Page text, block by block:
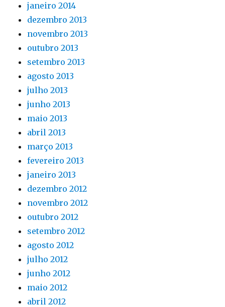
janeiro 2014
dezembro 2013
novembro 2013
outubro 2013
setembro 2013
agosto 2013
julho 2013
junho 2013
maio 2013
abril 2013
março 2013
fevereiro 2013
janeiro 2013
dezembro 2012
novembro 2012
outubro 2012
setembro 2012
agosto 2012
julho 2012
junho 2012
maio 2012
abril 2012